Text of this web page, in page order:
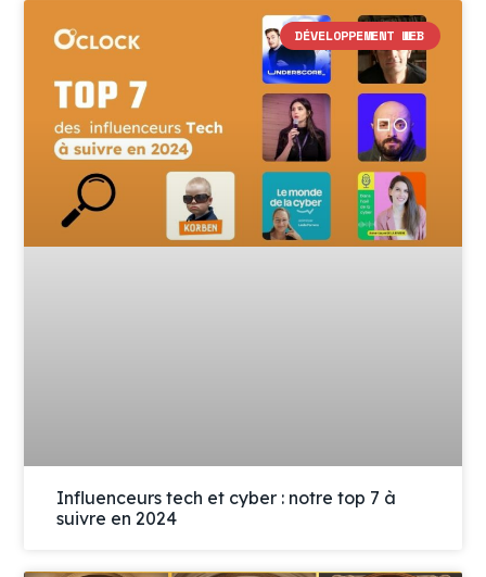
DÉVELOPPEMENT WEB
Influenceurs tech et cyber : notre top 7 à
suivre en 2024